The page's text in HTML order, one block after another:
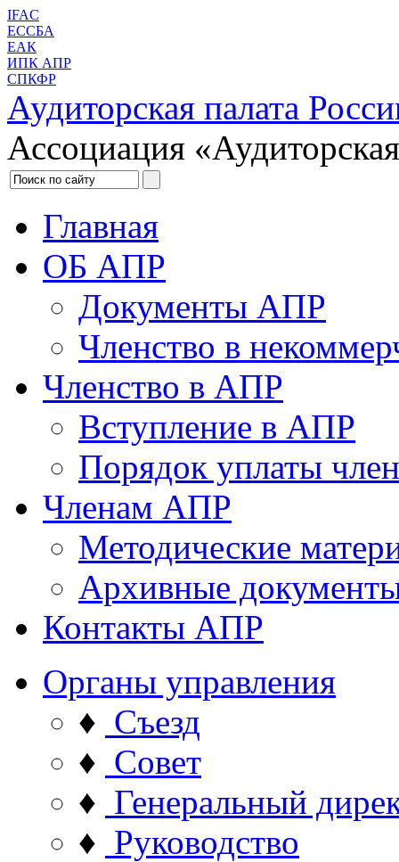
IFAC
ЕССБА
ЕАК
ИПК АПР
СПКФР
Аудиторская палата
Ассоциация
Главная
ОБ АПР
Документы АПР
Членство в
Членство в АПР
Вступление в АПР
Порядок уплаты
Членам АПР
Методические
Архивные
Контакты АПР
Органы управления
♦ Съезд
♦ Совет
♦ Генеральный
♦ Руководство